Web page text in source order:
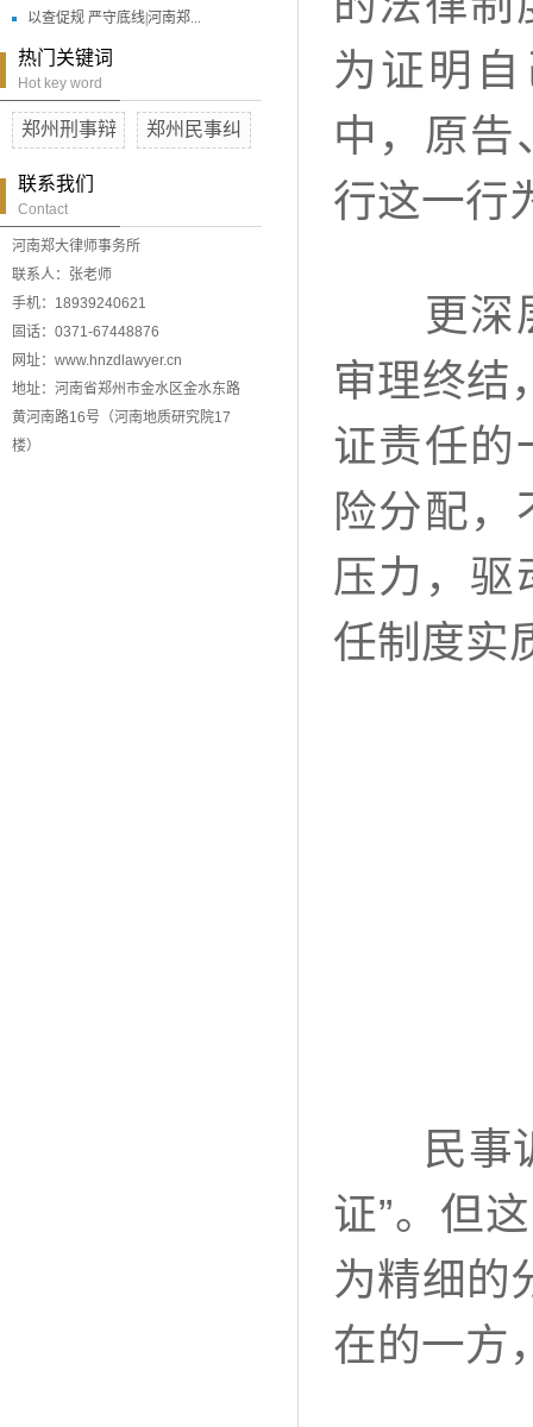
以查促规 严守底线|河南郑...
热门关键词
Hot key word
郑州刑事辩 郑州民事纠
联系我们
Contact
河南郑大律师事务所
联系人：张老师
手机：18939240621
固话：0371-67448876
网址：www.hnzdlawyer.cn
地址：河南省郑州市金水区金水东路
黄河南路16号（河南地质研究院17
楼）
为证明
中，原告
行这一行
更深层
审理终结
证责任的
险分配
压力，驱
任制度实
民事诉
证”。但
为精细的
在的一方